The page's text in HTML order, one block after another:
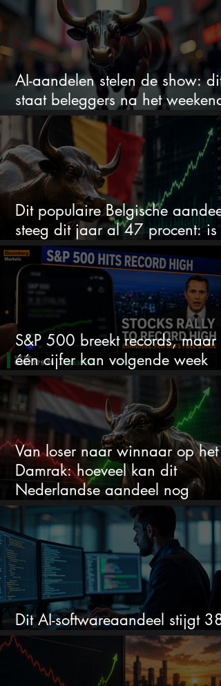
AI-aandelen stelen de show: dit
staat beleggers na het weekend
te wachten
Dit populaire Belgische aandeel
steeg dit jaar al 47 procent: is
ruimte voor meer?
S&P 500 breekt records, maar
één cijfer kan volgende week
alles veranderen
Van loser naar winnaar op het
Damrak: hoeveel kan dit
Nederlandse aandeel nog
stijgen?
Dit AI-softwareaandeel stijgt
en zet de SaaS-crash op zijn